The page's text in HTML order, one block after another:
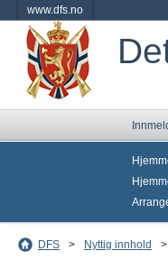
www.dfs.no
DFS > Nyttig innhold >